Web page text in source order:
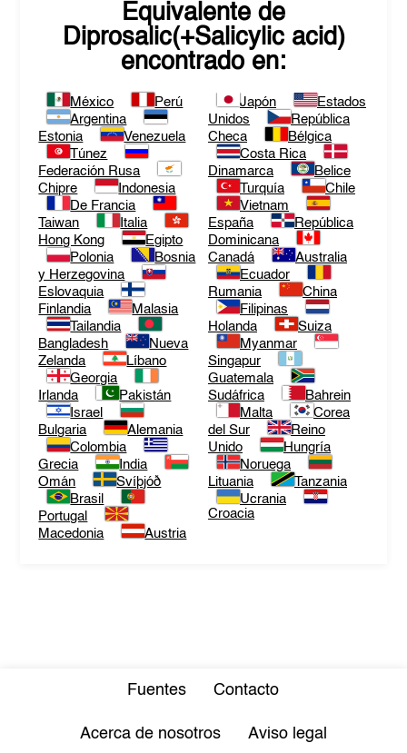
Equivalente de
Diprosalic(+Salicylic acid)
encontrado en:
México
Perú
Argentina
Estonia
Venezuela
Túnez
Federación Rusa
Chipre
Indonesia
De Francia
Taiwan
Italia
Hong Kong
Egipto
Polonia
Bosnia
y Herzegovina
Eslovaquia
Finlandia
Malasia
Tailandia
Bangladesh
Nueva
Zelanda
Líbano
Georgia
Irlanda
Pakistán
Israel
Bulgaria
Alemania
Colombia
Grecia
India
Omán
Svíþjóð
Brasil
Portugal
Macedonia
Austria
Japón
Estados
Unidos
República
Checa
Bélgica
Costa Rica
Dinamarca
Belice
Turquía
Chile
Vietnam
España
República
Dominicana
Canadá
Australia
Ecuador
Rumania
China
Filipinas
Holanda
Suiza
Myanmar
Singapur
Guatemala
Sudáfrica
Bahrein
Malta
Corea
del Sur
Reino
Unido
Hungría
Noruega
Lituania
Tanzania
Ucrania
Croacia
Fuentes Contacto
Acerca de nosotros Aviso legal